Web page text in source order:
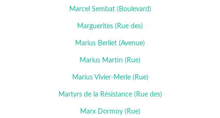
Marcel Sembat (Boulevard)
Marguerites (Rue des)
Marius Berliet (Avenue)
Marius Martin (Rue)
Marius Vivier-Merle (Rue)
Martyrs de la Résistance (Rue des)
Marx Dormoy (Rue)